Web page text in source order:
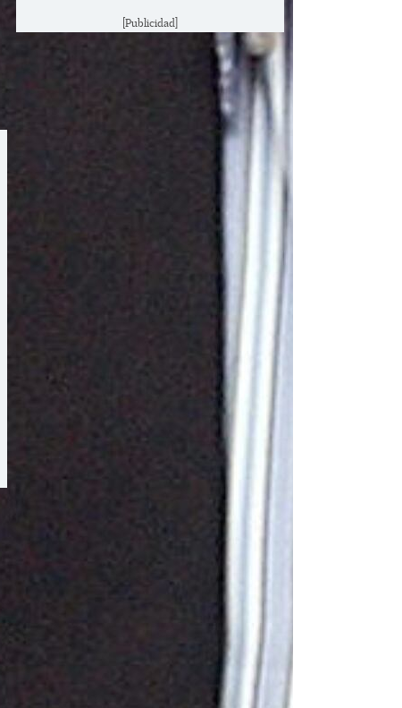
[Publicidad]